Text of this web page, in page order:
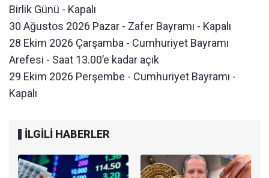
Birlik Günü - Kapalı
30 Ağustos 2026 Pazar - Zafer Bayramı - Kapalı
28 Ekim 2026 Çarşamba - Cumhuriyet Bayramı
Arefesi - Saat 13.00’e kadar açık
29 Ekim 2026 Perşembe - Cumhuriyet Bayramı -
Kapalı
İLGİLİ HABERLER